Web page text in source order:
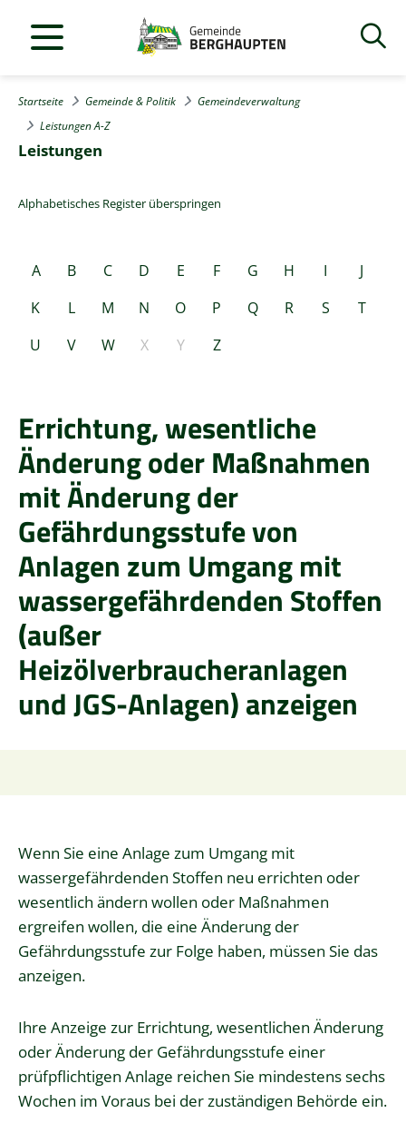
Startseite Gemeinde & Politik
Gemeindeverwaltung
Leistungen A-Z
Leistungen
Alphabetisches Register überspringen
A B C D E F G H I
J
K
L M N O P Q R S
T
U
V W X Y Z
Errichtung, wesentliche
Änderung oder Maßnahmen
mit Änderung der
Gefährdungsstufe von
Anlagen zum Umgang mit
wassergefährdenden Stoffen
(außer
Heizölverbraucheranlagen
und JGS-Anlagen) anzeigen
Wenn Sie eine Anlage zum Umgang mit
wassergefährdenden Stoffen neu errichten oder
wesentlich ändern wollen oder Maßnahmen
ergreifen wollen, die eine Änderung der
Gefährdungsstufe zur Folge haben, müssen Sie das
anzeigen.
Ihre Anzeige zur Errichtung, wesentlichen Änderung
oder Änderung der Gefährdungsstufe einer
prüfpflichtigen Anlage reichen Sie mindestens sechs
Wochen im Voraus bei der zuständigen Behörde ein.